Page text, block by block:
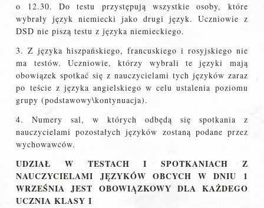
o 12.30. Do testu przystępują wszystkie osoby, które
wybrały język niemiecki jako drugi język. Uczniowie z
DSD nie piszą testu z języka niemieckiego.
3. Z języka hiszpańskiego, francuskiego i rosyjskiego nie
ma testów. Uczniowie, którzy wybrali te języki mają
obowiązek spotkać się z nauczycielami tych języków zaraz
po teście z języka angielskiego w celu ustalenia poziomu
grupy (podstawowy\kontynuacja).
4. Numery sal, w których odbędą się spotkania z
nauczycielami pozostałych języków zostaną podane przez
wychowawców.
UDZIAŁ W TESTACH I SPOTKANIACH Z
NAUCZYCIELAMI JĘZYKÓW OBCYCH W DNIU 1
WRZEŚNIA JEST OBOWIĄZKOWY DLA KAŻDEGO
UCZNIA KLASY I